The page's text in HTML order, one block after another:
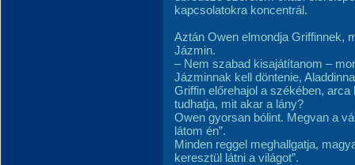
kapcsolatokra koncentrál.
Aztán Owen elmondja Griffinnek,
Jázmin.
– Nem szabad kisajátítanom –
Jázminnak kell döntenie,
Griffin előrehajol a székében,
tudhatja, mit akar a lány?
Owen gyorsan bólint. Megvan a
látom én”.
Minden reggel meghallgatja,
keresztül látni a világot”.